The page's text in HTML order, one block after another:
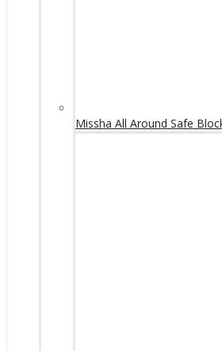
Missha All Around Safe